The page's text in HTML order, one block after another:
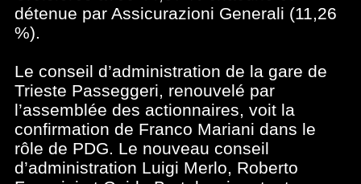
détenue par Assicurazioni Generali (11,26
%).
Le conseil d’administration de la gare de
Trieste Passeggeri, renouvelé par
l’assemblée des actionnaires, voit la
confirmation de Franco Mariani dans le
rôle de PDG. Le nouveau conseil
d’administration Luigi Merlo, Roberto